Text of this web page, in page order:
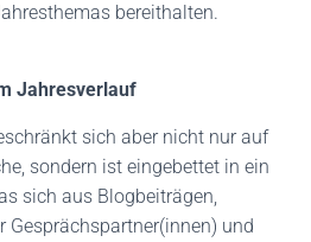
bereithalten.
Jahresverlauf
sich aber nicht nur auf
sondern ist eingebettet in ein
sich aus Blogbeiträgen,
Gesprächspartner(innen) und